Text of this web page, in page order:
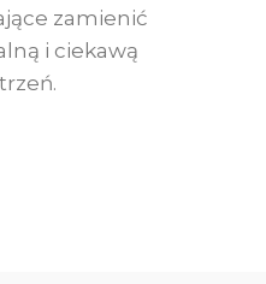
zamienić
i ciekawą